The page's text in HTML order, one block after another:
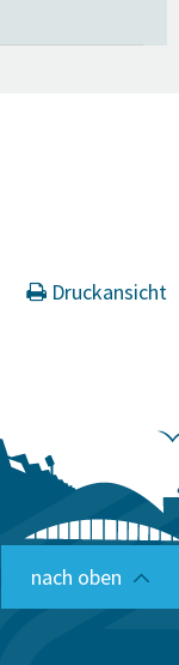
Druckansicht
nach oben